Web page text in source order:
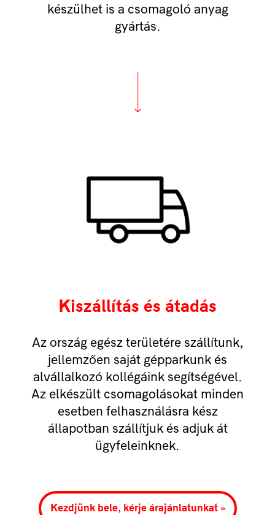
készülhet is a csomagoló anyag
gyártás.
Kiszállítás és átadás
Az ország egész területére szállítunk,
jellemzően saját gépparkunk és
alvállalkozó kollégáink segítségével.
Az elkészült csomagolásokat minden
esetben felhasználásra kész
állapotban szállítjuk és adjuk át
ügyfeleinknek.
Kezdjünk bele, kérje árajánlatunkat »